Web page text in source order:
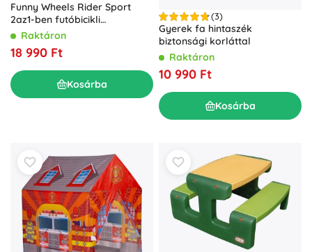
Funny Wheels Rider Sport
2az1-ben futóbicikli
gyerekeknek – Rózsaszín
Raktáron
18 990 Ft
Kosárba
(3)
Gyerek fa hintaszék
biztonsági korláttal
Raktáron
10 990 Ft
Kosárba